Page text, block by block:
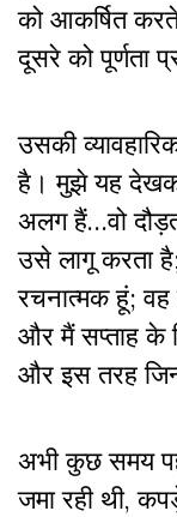
को आकर्षित
दूसरे को पूर्णता
उसकी
है। मुझे यह
अलग हैं…वो
उसे लागू करता
रचनात्मक हूं; वह
और मैं सप्ताह के
और इस तरह
अभी कुछ समय
जमा रही थी,